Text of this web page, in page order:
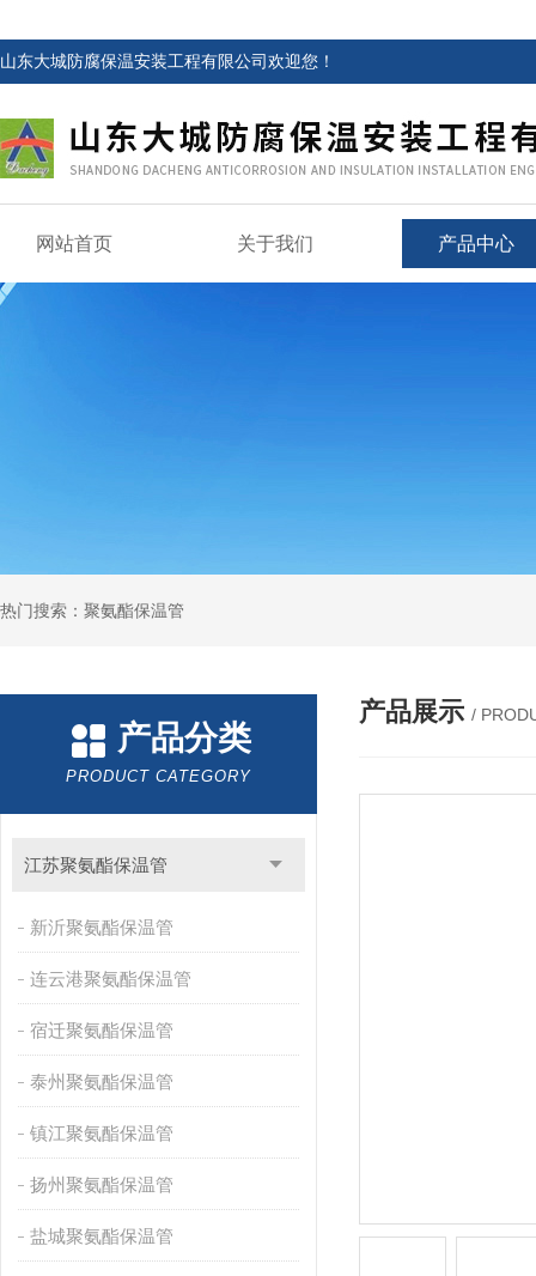
山东大城防腐保温安装工程有限公司欢迎您！
网站首页 关于我们 产品中心
热门搜索：聚氨酯保温管
产品分类
PRODUCT CATEGORY
江苏聚氨酯保温管
新沂聚氨酯保温管
连云港聚氨酯保温管
宿迁聚氨酯保温管
泰州聚氨酯保温管
镇江聚氨酯保温管
扬州聚氨酯保温管
盐城聚氨酯保温管
产品展示 /